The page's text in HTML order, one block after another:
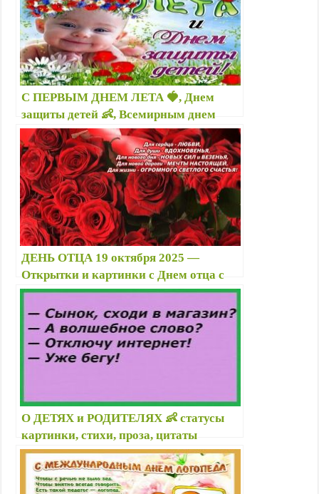
первой учительнице
С ПЕРВЫМ ДНЕМ ЛЕТА 🍓, Днем
защиты детей 👶, Всемирным днем
родителей 👩‍🍼 1 ИЮНЯ: картинки,
поздравления, открытки
ДЕНЬ ОТЦА 19 октября 2025 —
Открытки и картинки с Днем отца с
надписями — Поздравления с Днем
папы позитивные необычные
О ДЕТЯХ и РОДИТЕЛЯХ 👶 статусы
картинки, стихи, проза, цитаты
красивые — Про детей и родителей
картинки смешные с надписями